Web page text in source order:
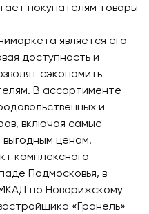
покупателям товары
является его
доступность и
сэкономить
В ассортименте
и
включая самые
ценам.
комплексного
Подмосковья, в
по Новорижскому
«Гранель»